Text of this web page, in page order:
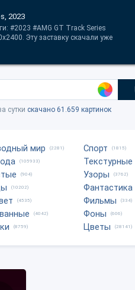
2023
#2023 #AMG GT Track Series
Эту заставку скачали уже
сутки скачано 61.659 картинок
мир (2281)
(105933)
(904)
(10202)
(4535)
(4042)
(8759)
Спорт (1815)
Текстурные
Узоры (3762)
Фантастика
Фильмы (334)
Фоны (606)
Цветы (28141)